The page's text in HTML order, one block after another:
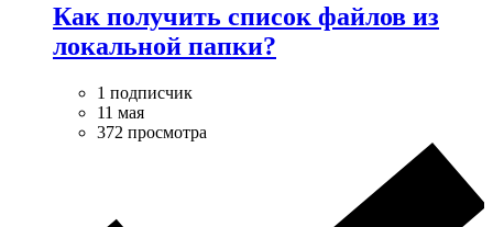
Как получить список файлов из
локальной папки?
1 подписчик
11 мая
372 просмотра